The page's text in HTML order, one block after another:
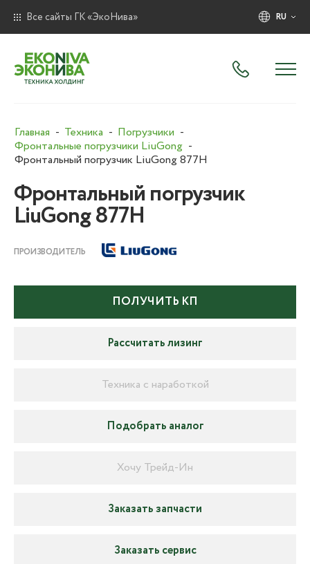
Все сайты ГК «ЭкоНива» RU
Главная Техника
Погрузчики
Фронтальные погрузчики LiuGong
Фронтальный погрузчик LiuGong 877H
Фронтальный погрузчик
LiuGong 877H
ПРОИЗВОДИТЕЛЬ
ПОЛУЧИТЬ КП
Рассчитать лизинг
Техника с наработкой
Подобрать аналог
Хочу Трейд-Ин
Заказать запчасти
Заказать сервис